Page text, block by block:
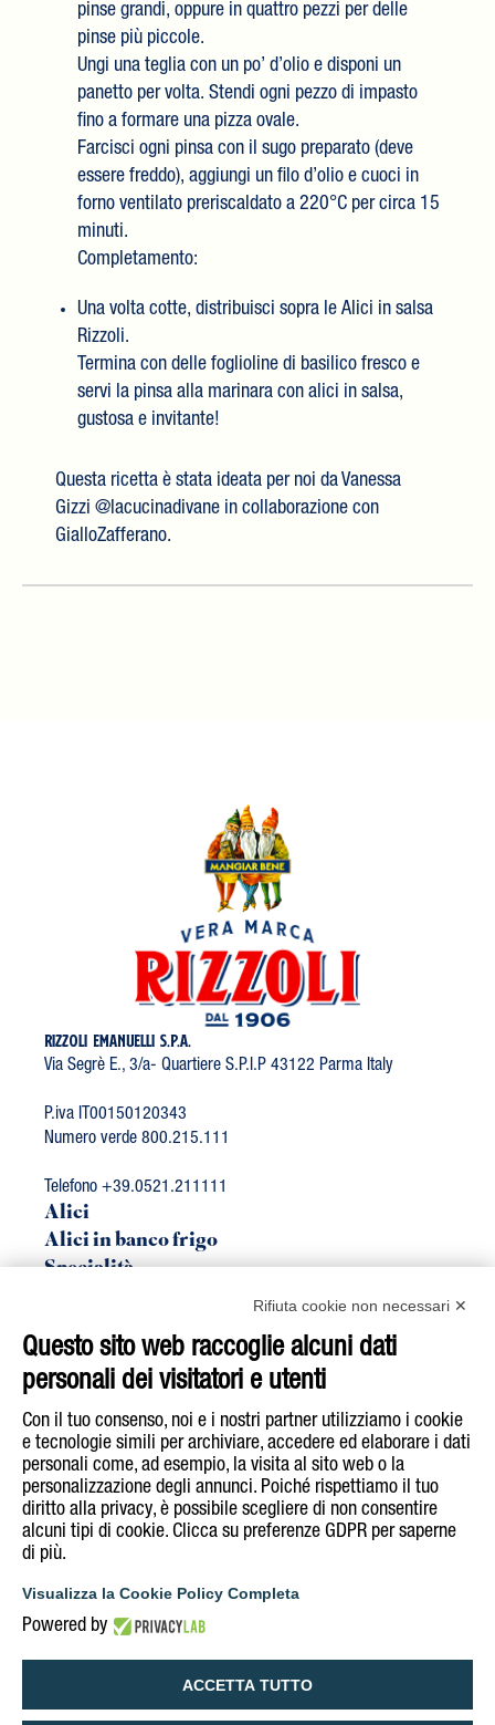
pinse grandi, oppure in quattro pezzi per delle
pinse più piccole.
Ungi una teglia con un po’ d’olio e disponi un
panetto per volta. Stendi ogni pezzo di impasto
fino a formare una pizza ovale.
Farcisci ogni pinsa con il sugo preparato (deve
essere freddo), aggiungi un filo d’olio e cuoci in
forno ventilato preriscaldato a 220°C per circa 15
minuti.
Completamento:
Una volta cotte, distribuisci sopra le Alici in salsa
Rizzoli.
Termina con delle foglioline di basilico fresco e
servi la pinsa alla marinara con alici in salsa,
gustosa e invitante!
Questa ricetta è stata ideata per noi da Vanessa
Gizzi @lacucinadivane in collaborazione con
GialloZafferano.
RIZZOLI EMANUELLI S.P.A.
Via Segrè E., 3/a- Quartiere S.P.I.P 43122 Parma Italy
P.iva IT00150120343
Numero verde 800.215.111
Telefono +39.0521.211111
Alici
Alici in banco frigo
Specialità
Tonno
Acquista su
E-Shop
Segui Rizzoli Emanuelli su
COOKIE & PRIVACY POLICY
DICHIARAZIONE DI ACCESSIBILITÀ
GESTISCI COOKIE POLICY
Rifiuta cookie non necessari ✕
Questo sito web raccoglie alcuni dati
personali dei visitatori e utenti
Con il tuo consenso, noi e i nostri partner utilizziamo i cookie
e tecnologie simili per archiviare, accedere ed elaborare i dati
personali come, ad esempio, la visita al sito web o la
personalizzazione degli annunci. Poiché rispettiamo il tuo
diritto alla privacy, è possibile scegliere di non consentire
alcuni tipi di cookie. Clicca su preferenze GDPR per saperne
di più.
Visualizza la Cookie Policy Completa
Powered by
ACCETTA TUTTO